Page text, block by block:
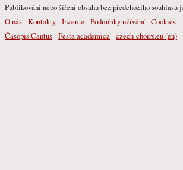
Publikování nebo šíření obsahu bez předchozího
O nás Kontakty Inzerce Podmínky užívání Cookies
Časopis Cantus Festa academica czech-choirs.eu (en)